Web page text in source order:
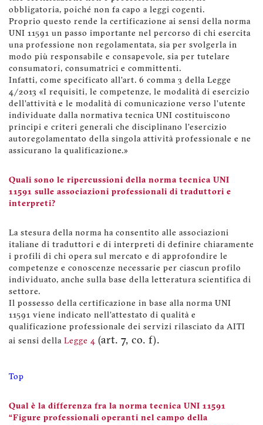
obbligatoria, poiché non fa capo a leggi cogenti.
Proprio questo rende la certificazione ai sensi della norma
UNI 11591 un passo importante nel percorso di chi esercita
una professione non regolamentata, sia per svolgerla in
modo più responsabile e consapevole, sia per tutelare
consumatori, consumatrici e committenti.
Infatti, come specificato all’art. 6 comma 3 della Legge
4/2013 «I requisiti, le competenze, le modalità di esercizio
dell’attività e le modalità di comunicazione verso l’utente
individuate dalla normativa tecnica UNI costituiscono
principi e criteri generali che disciplinano l’esercizio
autoregolamentato della singola attività professionale e ne
assicurano la qualificazione.»
Quali sono le ripercussioni della norma tecnica UNI
11591 sulle associazioni professionali di traduttori e
interpreti?
La stesura della norma ha consentito alle associazioni
italiane di traduttori e di interpreti di definire chiaramente
i profili di chi opera sul mercato e di approfondire le
competenze e conoscenze necessarie per ciascun profilo
individuato, anche sulla base della letteratura scientifica di
settore.
Il possesso della certificazione in base alla norma UNI
11591 viene indicato nell’attestato di qualità e
qualificazione professionale dei servizi rilasciato da AITI
ai sensi della Legge 4 (art. 7, co. f).
Top
Qual è la differenza fra la norma tecnica UNI 11591
“Figure professionali operanti nel campo della